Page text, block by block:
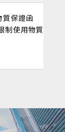
保證函
制使用物質保證